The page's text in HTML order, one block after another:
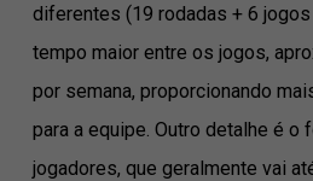
diferentes (19 rodadas + 6
tempo maior entre os jogos,
por semana, proporcionando
para a equipe. Outro detalhe é o
jogadores, que geralmente vai